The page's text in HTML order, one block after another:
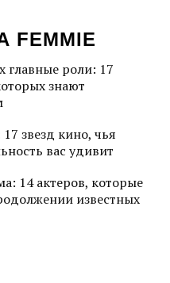
главные роли: 17
знают
звезд кино, чья
вас удивит
14 актеров, которые
известных